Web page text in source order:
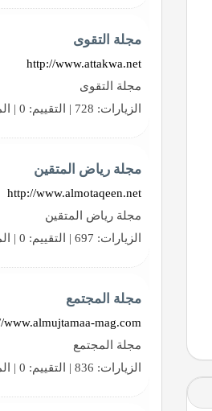
مجلة التقوى
http://www.attakwa.net
مجلة التقوى
الزيارات: 728 | التقييم: 0 | المقيّمين: 0 | الدولة:
مجلة رياض المتقين
http://www.almotaqeen.net
مجلة رياض المتقين
الزيارات: 697 | التقييم: 0 | المقيّمين: 0 | الدولة:
مجلة المجتمع
www.almujtamaa-mag.com
مجلة المجتمع
الزيارات: 836 | التقييم: 0 | المقيّمين: 0 | الدولة: